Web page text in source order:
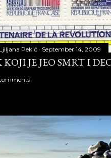
Ljiljana Pekić September 14, 2009
KOJI JE JEO SMRT I